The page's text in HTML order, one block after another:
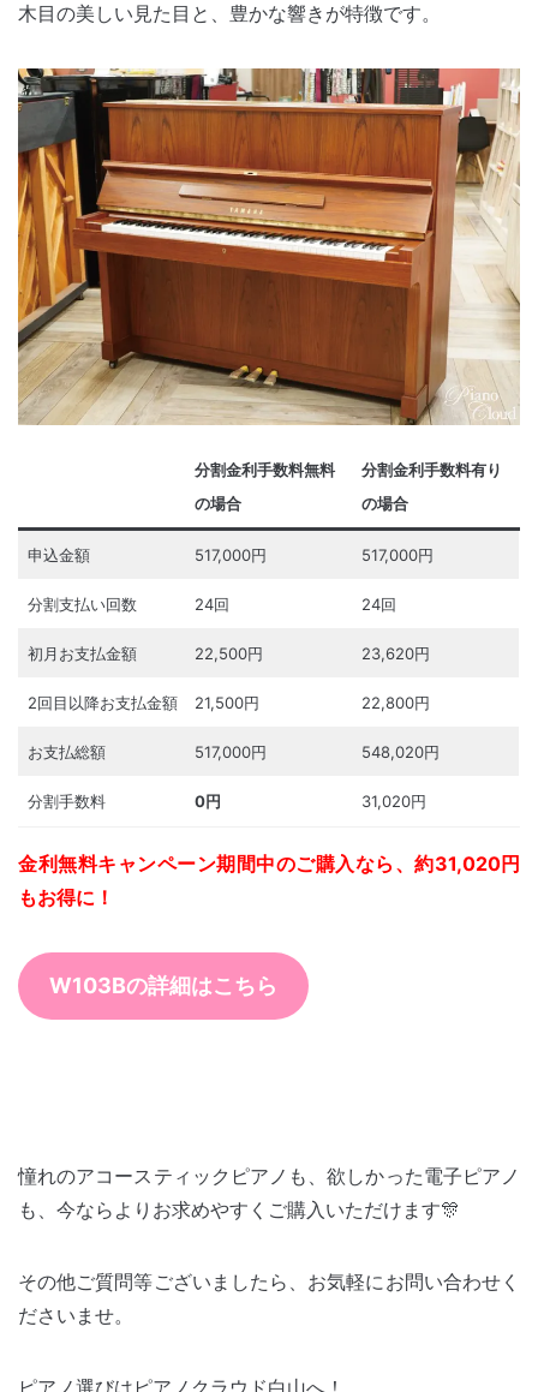
木目の美しい見た目と、豊かな響きが特徴です。
分割金利手数料無料
の場合
分割金利手数料有り
の場合
申込金額 517,000円 517,000円
分割支払い回数 24回 24回
初月お支払金額 22,500円 23,620円
2回目以降お支払金額 21,500円 22,800円
お支払総額 517,000円 548,020円
分割手数料 0円 31,020円
金利無料キャンペーン期間中のご購入なら、約31,020円
もお得に！
W103Bの詳細はこちら
憧れのアコースティックピアノも、欲しかった電子ピアノ
も、今ならよりお求めやすくご購入いただけます🎊
その他ご質問等ございましたら、お気軽にお問い合わせく
ださいませ。